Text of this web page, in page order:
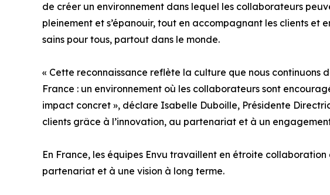
de créer un environnement dans lequel les collaborateurs
pleinement et s’épanouir, tout en accompagnant les clients et
sains pour tous, partout dans le monde.
« Cette reconnaissance reflète la culture que nous continuons
France : un environnement où les collaborateurs sont
impact concret », déclare Isabelle Duboille, Présidente
clients grâce à l’innovation, au partenariat et à un
En France, les équipes Envu travaillent en étroite
partenariat et à une vision à long terme.